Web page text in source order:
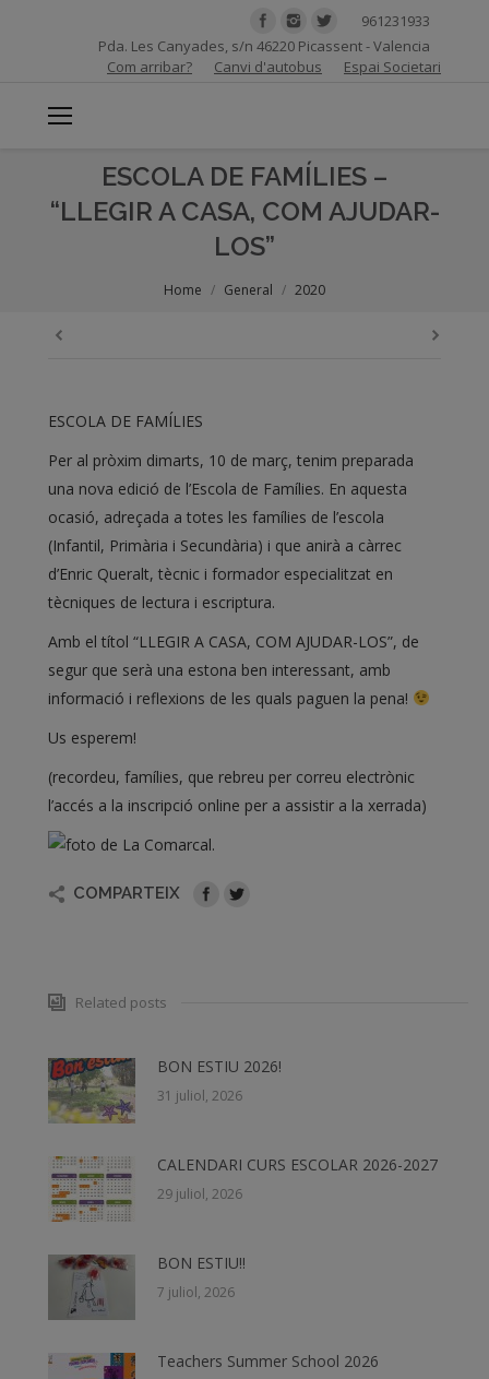
961231933
Pda. Les Canyades, s/n 46220 Picassent - Valencia
Com arribar?
Canvi d'autobus Espai Societari
ESCOLA DE FAMÍLIES –
“LLEGIR A CASA, COM AJUDAR-
LOS”
Home General 2020
ESCOLA DE FAMÍLIES
Per al pròxim dimarts, 10 de març, tenim preparada
una nova edició de l’Escola de Famílies. En aquesta
ocasió, adreçada a totes les famílies de l’escola
(Infantil, Primària i Secundària) i que anirà a càrrec
d’Enric Queralt, tècnic i formador especialitzat en
tècniques de lectura i escriptura.
Amb el títol “LLEGIR A CASA, COM AJUDAR-LOS”, de
segur que serà una estona ben interessant, amb
informació i reflexions de les quals paguen la pena!
Us esperem!
(recordeu, famílies, que rebreu per correu electrònic
l’accés a la inscripció online per a assistir a la xerrada)
COMPARTEIX
Related posts
BON ESTIU 2026!
31 juliol, 2026
CALENDARI CURS ESCOLAR 2026-2027
29 juliol, 2026
BON ESTIU!!
7 juliol, 2026
Teachers Summer School 2026